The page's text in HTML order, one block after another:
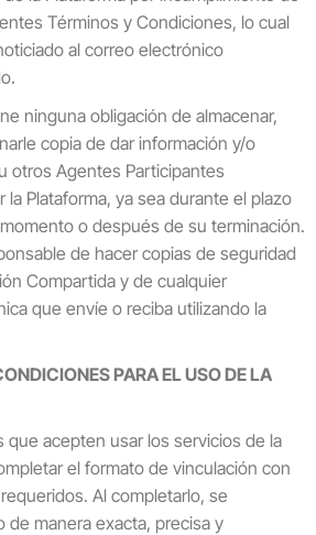
Términos y Condiciones, lo cual
al correo electrónico
ninguna obligación de almacenar,
copia de dar información y/o
otros Agentes Participantes
la Plataforma, ya sea durante el plazo
o después de su terminación.
de hacer copias de seguridad
Compartida y de cualquier
que envíe o reciba utilizando la
PARA EL USO DE LA
que acepten usar los servicios de la
el formato de vinculación con
Al completarlo, se
de manera exacta, precisa y